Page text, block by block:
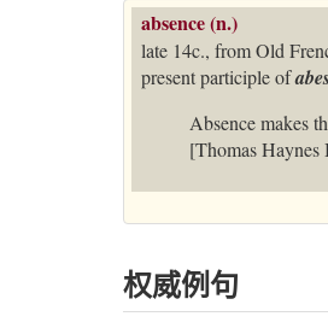
absence (n.)
late 14c., from Old
present participle of
Absence makes
[Thomas
权威例句